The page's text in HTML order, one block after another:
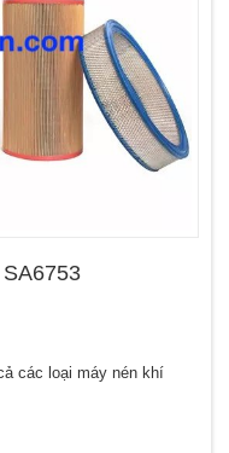
các loại máy nén khí